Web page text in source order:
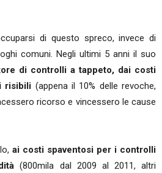
di questo spreco, invece di
comuni. Negli ultimi 5 anni il suo
di controlli a tappeto, dai costi
risibili (appena il 10% delle revoche,
ricorso e vincessero le cause
ai costi spaventosi per i controlli
(800mila dal 2009 al 2011, altri